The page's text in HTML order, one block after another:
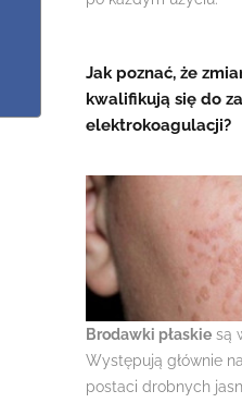
Jak poznać, że
kwalifikują się do
elektrokoagulacji?
Brodawki płaskie są
Występują głównie
postaci drobnych